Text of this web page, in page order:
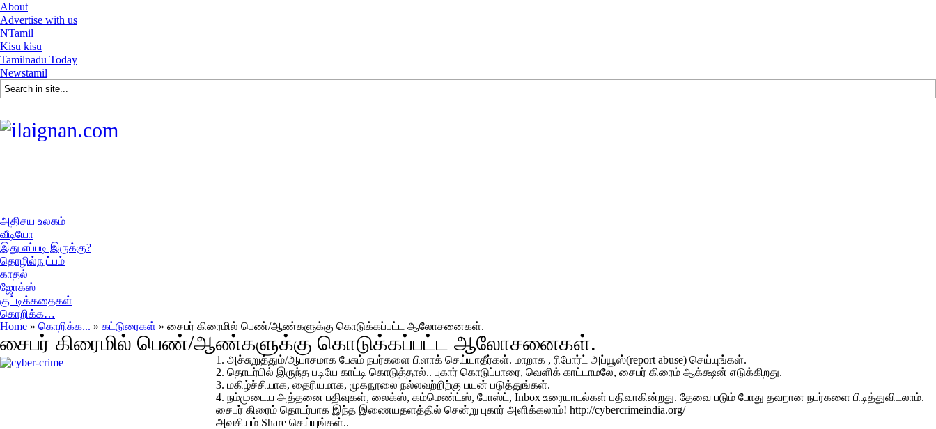
About
Advertise with us
NTamil
Kisu kisu
Tamilnadu Today
Newstamil
அதிசய உலகம்
வீடியோ
இது எப்படி இருக்கு?
தொழில்நுட்பம்
காதல்
ஜோக்ஸ்
குட்டிக்கதைகள்
கொறிக்க…
Home » கொறிக்க... » கட்டுரைகள் » சைபர் கிரைமில் பெண்/ஆண்களுக்கு கொடுக்கப்பட்ட ஆலோசனைகள்.
சைபர் கிரைமில் பெண்/ஆண்களுக்கு கொடுக்கப்பட்ட ஆலோசனைகள்.
1. அச்சுறுத்தும்/ஆபாசமாக பேசும் நபர்களை பிளாக் செய்யாதீர்கள். மாறாக , ரிபோர்ட் அப்யூஸ்(report abuse) செய்யுங்கள்.
2. தொடர்பில் இருந்த படியே காட்டி கொடுத்தால்.. புகார் கொடுப்பாரை, வெளிக் காட்டாமலே, சைபர் கிரைம் ஆக்க்ஷன் எடுக்கிறது.
3. மகிழ்ச்சியாக, தைரியமாக, முகநூலை நல்லவற்றிற்கு பயன் படுத்துங்கள்.
4. நம்முடைய அத்தனை பதிவுகள், லைக்ஸ், கம்மெண்ட்ஸ், போஸ்ட், Inbox உரையாடல்கள் பதிவாகின்றது. தேவை படும் போது தவறான நபர்களை பிடித்துவிடலாம்.
சைபர் கிரைம் தொடர்பாக இந்த இணையதளத்தில் சென்று புகார் அளிக்கலாம்! http://cybercrimeindia.org/
அவசியம் Share செய்யுங்கள்..